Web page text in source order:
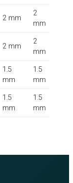
2 mm
2
mm
2 mm
2
mm
1.5
mm
1.5
mm
1.5
mm
1.5
mm